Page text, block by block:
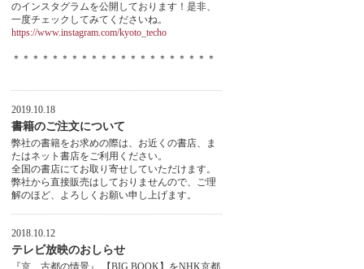
のインスタグラムを公開しております！是非、
一度チェックしてみてくださいね。
https://www.instagram.com/kyoto_techo
＊＊＊＊＊＊＊＊＊＊＊＊＊＊＊＊＊＊＊＊＊
2019.10.18
書籍のご注文について
弊社の書籍をお求めの際は、お近くの書店、ま
たはネット書店をご利用ください。
全国の書店にてお取り寄せしていただけます。
弊社から直接販売はしておりませんので、ご理
解のほど、よろしくお願い申し上げます。
2018.10.12
テレビ放映のおしらせ
『京 古都の情景』 【BIG BOOK】をNHK京都